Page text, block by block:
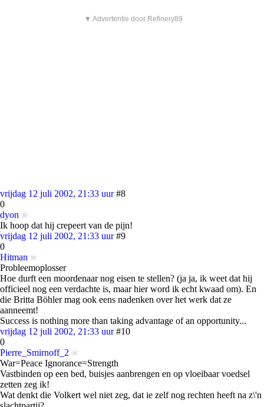
▼ Advertentie door Refinery89
vrijdag 12 juli 2002, 21:33 uur #8
0
dyon
Ik hoop dat hij crepeert van de pijn!
vrijdag 12 juli 2002, 21:33 uur #9
0
Hitman
Probleemoplosser
Hoe durft een moordenaar nog eisen te stellen? (ja ja, ik weet dat hij
officieel nog een verdachte is, maar hier word ik echt kwaad om). En
die Britta Böhler mag ook eens nadenken over het werk dat ze
aanneemt!
Success is nothing more than taking advantage of an opportunity...
vrijdag 12 juli 2002, 21:33 uur #10
0
Pierre_Smirnoff_2
War=Peace Ignorance=Strength
Vastbinden op een bed, buisjes aanbrengen en op vloeibaar voedsel
zetten zeg ik!
Wat denkt die Volkert wel niet zeg, dat ie zelf nog rechten heeft na z\'n